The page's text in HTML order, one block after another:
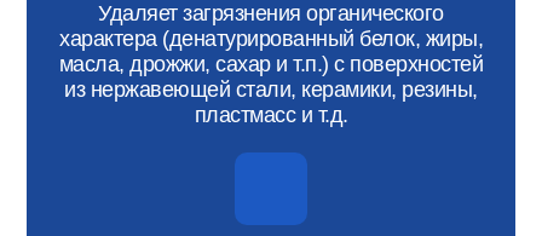
Удаляет загрязнения органического
характера (денатурированный белок, жиры,
масла, дрожжи, сахар и т.п.) с поверхностей
из нержавеющей стали, керамики, резины,
пластмасс и т.д.